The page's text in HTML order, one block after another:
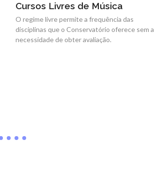
Cursos Livres de Música
O regime livre permite a frequência das
disciplinas que o Conservatório oferece sem a
necessidade de obter avaliação.